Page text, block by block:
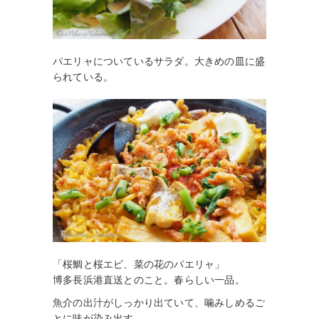
パエリャについているサラダ。大きめの皿に盛
られている。
「桜鯛と桜エビ、菜の花のパエリャ」
博多長浜港直送とのこと。春らしい一品。
魚介の出汁がしっかり出ていて、噛みしめるご